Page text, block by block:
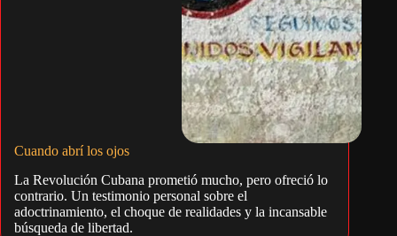
Cuando abrí los ojos
La Revolución Cubana prometió mucho, pero ofreció lo
contrario. Un testimonio personal sobre el
adoctrinamiento, el choque de realidades y la incansable
búsqueda de libertad.